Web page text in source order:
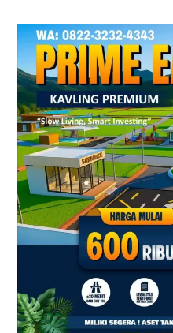
Prime
East
Bogor
–
Tanah
Kavling
Villa
Dekat
Exit
Tol
Sentul